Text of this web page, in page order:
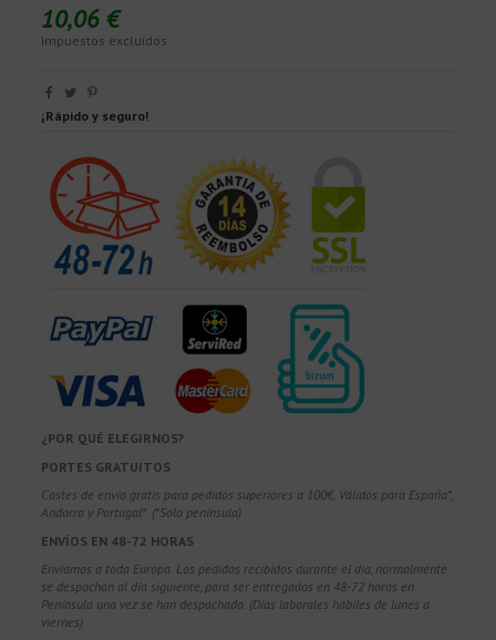
10,06 €
Impuestos excluidos
¡Rápido y seguro!
¿POR QUÉ ELEGIRNOS?
PORTES GRATUITOS
Costes de envío gratis para pedidos superiores a 100€. Válidos para España*,
Andorra y Portugal*. (*Solo península)
ENVÍOS EN 48-72 HORAS
Enviamos a toda Europa. Los pedidos recibidos durante el día, normalmente
se despachan al día siguiente, para ser entregados en 48-72 horas en
Península una vez se han despachado. (Días laborales hábiles de lunes a
viernes)